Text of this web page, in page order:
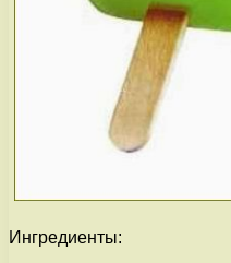
Ингредиенты: